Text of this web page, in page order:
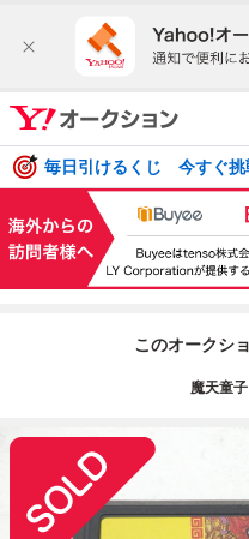
毎日引けるくじ 今すぐ挑
このオークシ
魔天童